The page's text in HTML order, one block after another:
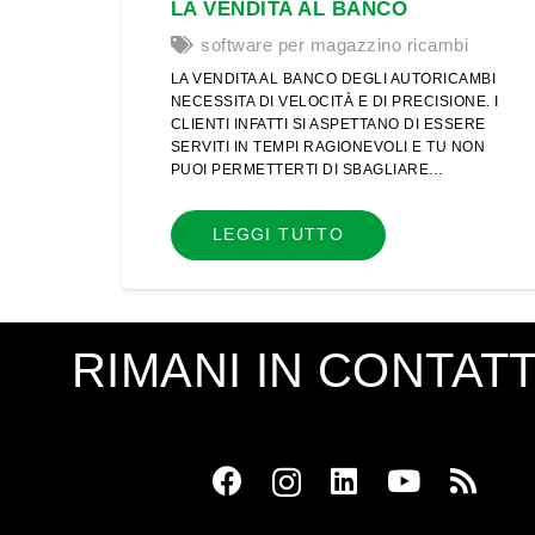
LA VENDITA AL BANCO
software per magazzino ricambi
LA VENDITA AL BANCO DEGLI AUTORICAMBI
NECESSITA DI VELOCITÀ E DI PRECISIONE. I
CLIENTI INFATTI SI ASPETTANO DI ESSERE
SERVITI IN TEMPI RAGIONEVOLI E TU NON
PUOI PERMETTERTI DI SBAGLIARE…
LEGGI TUTTO
RIMANI IN